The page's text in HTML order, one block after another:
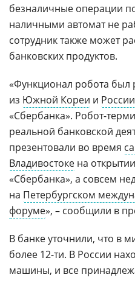
безналичные операции
наличными автомат не
сотрудник также может
банковских продуктов.
«Функционал робота
из Южной Кореи и России
«Сбербанка». Робот-
реальной банковской
презентовали во время
Владивостоке на
«Сбербанка», а совсем
на Петербургском
форуме», – сообщили в
В банке уточнили, что в
более 12-ти. В России
машины, и все